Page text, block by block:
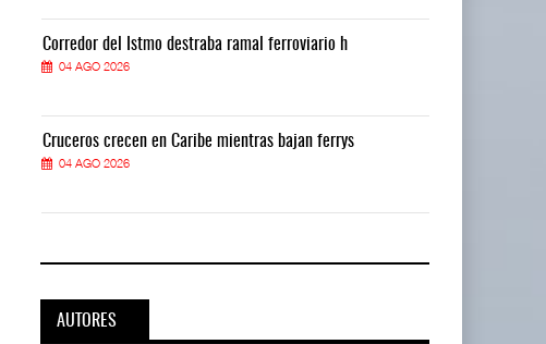
Corredor del Istmo destraba ramal ferroviario h
04 AGO 2026
Cruceros crecen en Caribe mientras bajan ferrys
04 AGO 2026
AUTORES